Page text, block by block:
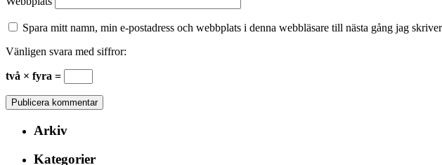
Spara mitt namn, min e-postadress och webbplats i denna webbläsare till nästa gång jag
Vänligen svara med siffror:
två × fyra =
Arkiv
Kategorier